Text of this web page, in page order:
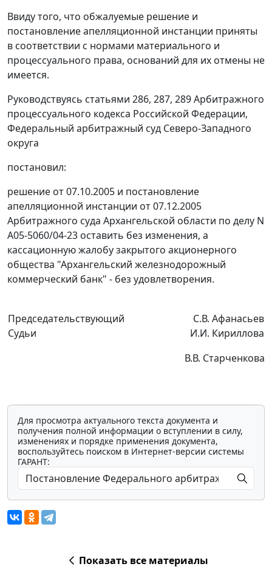
Ввиду того, что обжалуемые решение и
постановление апелляционной инстанции приняты
в соответствии с нормами материального и
процессуального права, оснований для их отмены не
имеется.
Руководствуясь статьями 286, 287, 289Арбитражного
процессуального кодекса Российской Федерации,
Федеральный арбитражный суд Северо-Западного
округа
постановил:
решение от 07.10.2005 и постановление
апелляционной инстанции от 07.12.2005
Арбитражного суда Архангельской области по делу N
А05-5060/04-23 оставить без изменения, а
кассационную жалобу закрытого акционерного
общества "Архангельский железнодорожный
коммерческий банк" - без удовлетворения.
Председательствующий
Судьи
С.В. Афанасьев
И.И. Кириллова
В.В. Старченкова
Для просмотра актуального текста документа и
получения полной информации о вступлении в силу,
изменениях и порядке применения документа,
воспользуйтесь поиском в Интернет-версии системы
ГАРАНТ:
Показать все материалы